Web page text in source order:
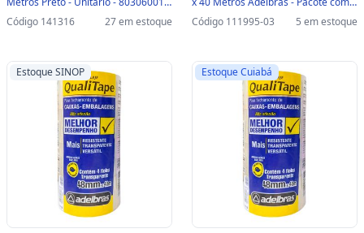
- 803060017
Código 141316 27 em estoque
Unidades - 0811000005-SINOP-03 -
0811000005
Código 111995-03 5 em estoque
Estoque SINOP Estoque Cuiabá